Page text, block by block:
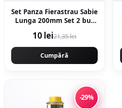
Set Panza Fierastrau Sabie
Lunga 200mm Set 2 buc
10 lei21,35 lei
Cumpără
-29%